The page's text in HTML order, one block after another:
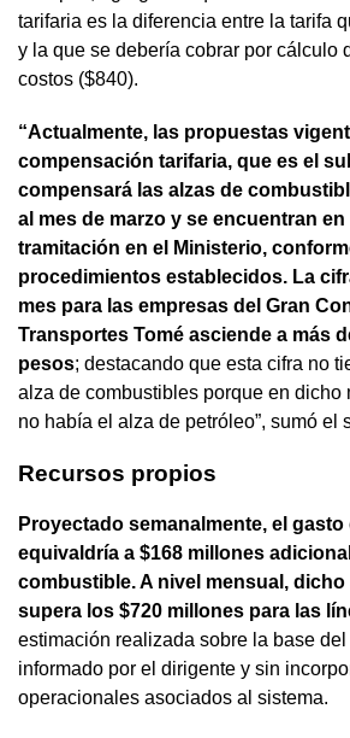
tarifaria es la diferencia entre la tarifa
y la que se debería cobrar por cálculo
costos ($840).
“Actualmente, las propuestas
compensación tarifaria, que es el
compensará las alzas de
al mes de marzo y se encuentran
tramitación en el Ministerio,
procedimientos establecidos. La
mes para las empresas del Gran
Transportes Tomé asciende a más
pesos; destacando que esta cifra no
alza de combustibles porque en dicho
no había el alza de petróleo”, sumó el
Recursos propios
Proyectado semanalmente, el
equivaldría a $168 millones
combustible. A nivel mensual,
supera los $720 millones para las
estimación realizada sobre la base
informado por el dirigente y sin
operacionales asociados al sistema.